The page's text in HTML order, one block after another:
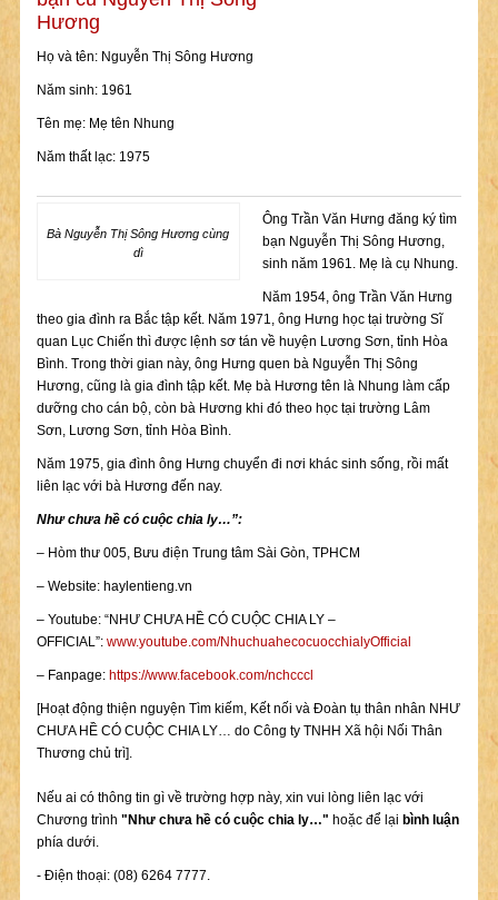
Hương
Họ và tên: Nguyễn Thị Sông Hương
Năm sinh: 1961
Tên mẹ: Mẹ tên Nhung
Năm thất lạc: 1975
Bà Nguyễn Thị Sông Hương cùng
dì
Ông Trần Văn Hưng đăng ký tìm
bạn Nguyễn Thị Sông Hương,
sinh năm 1961. Mẹ là cụ Nhung.
Năm 1954, ông Trần Văn Hưng
theo gia đình ra Bắc tập kết. Năm 1971, ông Hưng học tại trường Sĩ
quan Lục Chiến thì được lệnh sơ tán về huyện Lương Sơn, tỉnh Hòa
Bình. Trong thời gian này, ông Hưng quen bà Nguyễn Thị Sông
Hương, cũng là gia đình tập kết. Mẹ bà Hương tên là Nhung làm cấp
dưỡng cho cán bộ, còn bà Hương khi đó theo học tại trường Lâm
Sơn, Lương Sơn, tỉnh Hòa Bình.
Năm 1975, gia đình ông Hưng chuyển đi nơi khác sinh sống, rồi mất
liên lạc với bà Hương đến nay.
Như chưa hề có cuộc chia ly…”:
– Hòm thư 005, Bưu điện Trung tâm Sài Gòn, TPHCM
– Website: haylentieng.vn
– Youtube: “NHƯ CHƯA HỀ CÓ CUỘC CHIA LY –
OFFICIAL”: www.youtube.com/NhuchuahecocuocchialyOfficial
– Fanpage: https://www.facebook.com/nchcccl
[Hoạt động thiện nguyện Tìm kiếm, Kết nối và Đoàn tụ thân nhân NHƯ
CHƯA HỀ CÓ CUỘC CHIA LY… do Công ty TNHH Xã hội Nối Thân
Thương chủ trì].
Nếu ai có thông tin gì về trường hợp này, xin vui lòng liên lạc với
Chương trình "Như chưa hề có cuộc chia ly…" hoặc để lại bình luận
phía dưới.
- Điện thoại: (08) 6264 7777.